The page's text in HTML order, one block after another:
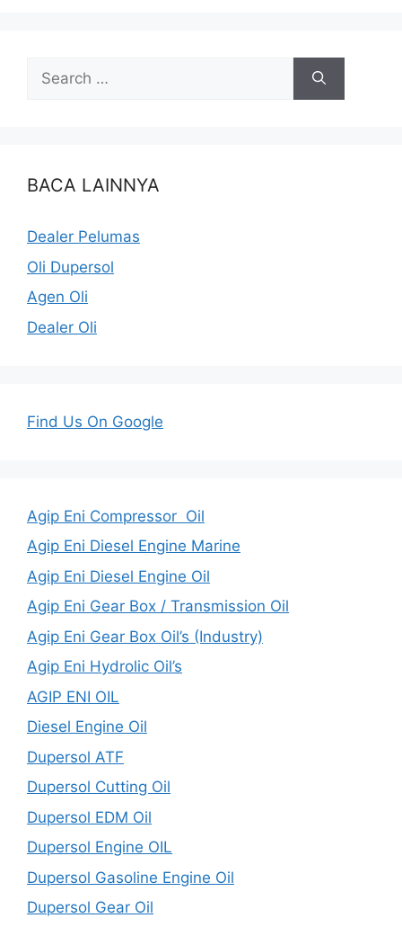
BACA LAINNYA
Dealer Pelumas
Oli Dupersol
Agen Oli
Dealer Oli
Find Us On Google
Agip Eni Compressor Oil
Agip Eni Diesel Engine Marine
Agip Eni Diesel Engine Oil
Agip Eni Gear Box / Transmission Oil
Agip Eni Gear Box Oil’s (Industry)
Agip Eni Hydrolic Oil’s
AGIP ENI OIL
Diesel Engine Oil
Dupersol ATF
Dupersol Cutting Oil
Dupersol EDM Oil
Dupersol Engine OIL
Dupersol Gasoline Engine Oil
Dupersol Gear Oil